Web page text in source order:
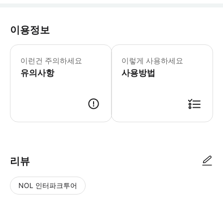
이용정보
이런건 주의하세요
유의사항
이렇게 사용하세요
사용방법
리뷰
NOL 인터파크투어